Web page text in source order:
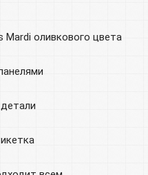
оливкового цвета